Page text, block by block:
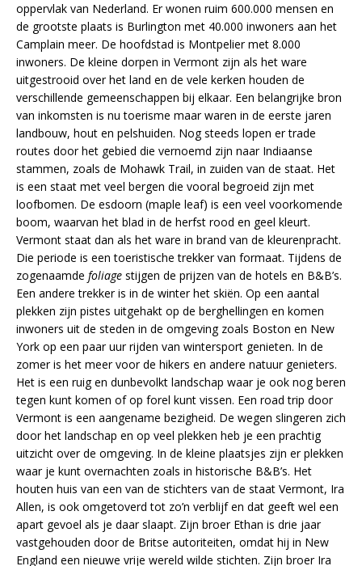
oppervlak van Nederland. Er wonen ruim 600.000 mensen en
de grootste plaats is Burlington met 40.000 inwoners aan het
Camplain meer. De hoofdstad is Montpelier met 8.000
inwoners. De kleine dorpen in Vermont zijn als het ware
uitgestrooid over het land en de vele kerken houden de
verschillende gemeenschappen bij elkaar. Een belangrijke bron
van inkomsten is nu toerisme maar waren in de eerste jaren
landbouw, hout en pelshuiden. Nog steeds lopen er trade
routes door het gebied die vernoemd zijn naar Indiaanse
stammen, zoals de Mohawk Trail, in zuiden van de staat. Het
is een staat met veel bergen die vooral begroeid zijn met
loofbomen. De esdoorn (maple leaf) is een veel voorkomende
boom, waarvan het blad in de herfst rood en geel kleurt.
Vermont staat dan als het ware in brand van de kleurenpracht.
Die periode is een toeristische trekker van formaat. Tijdens de
zogenaamde foliage stijgen de prijzen van de hotels en B&B’s.
Een andere trekker is in de winter het skiën. Op een aantal
plekken zijn pistes uitgehakt op de berghellingen en komen
inwoners uit de steden in de omgeving zoals Boston en New
York op een paar uur rijden van wintersport genieten. In de
zomer is het meer voor de hikers en andere natuur genieters.
Het is een ruig en dunbevolkt landschap waar je ook nog beren
tegen kunt komen of op forel kunt vissen. Een road trip door
Vermont is een aangename bezigheid. De wegen slingeren zich
door het landschap en op veel plekken heb je een prachtig
uitzicht over de omgeving. In de kleine plaatsjes zijn er plekken
waar je kunt overnachten zoals in historische B&B’s. Het
houten huis van een van de stichters van de staat Vermont, Ira
Allen, is ook omgetoverd tot zo’n verblijf en dat geeft wel een
apart gevoel als je daar slaapt. Zijn broer Ethan is drie jaar
vastgehouden door de Britse autoriteiten, omdat hij in New
England een nieuwe vrije wereld wilde stichten. Zijn broer Ira